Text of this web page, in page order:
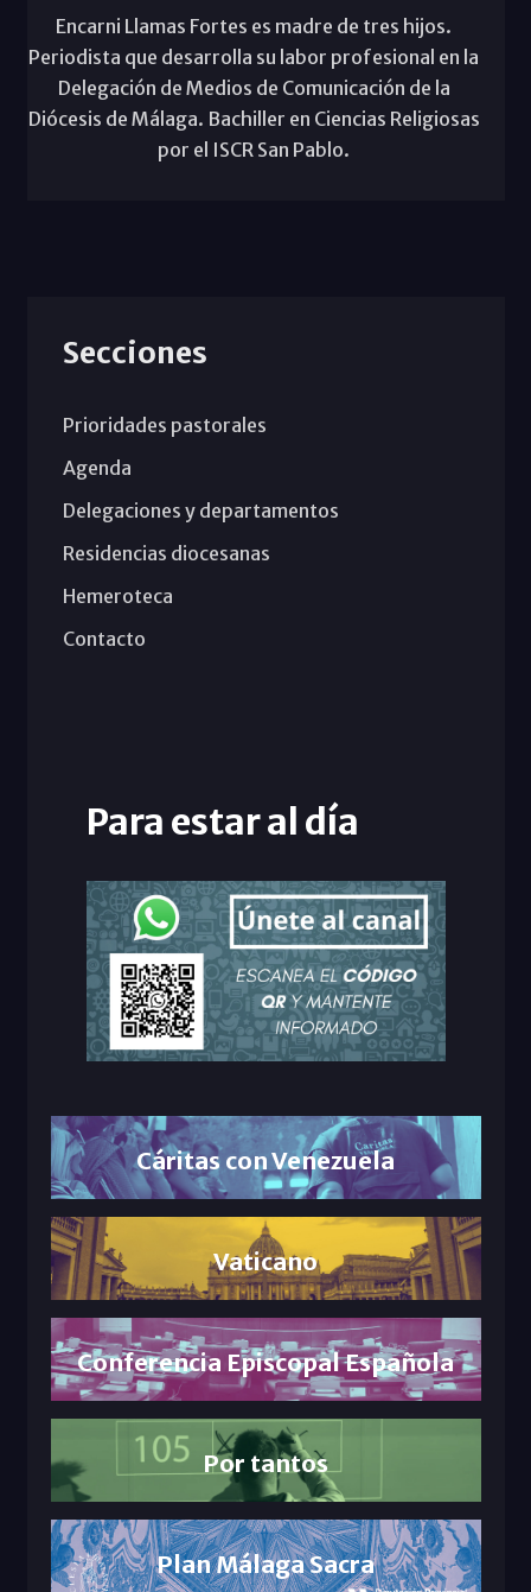
Encarni Llamas Fortes es madre de tres hijos.
Periodista que desarrolla su labor profesional en la
Delegación de Medios de Comunicación de la
Diócesis de Málaga. Bachiller en Ciencias Religiosas
por el ISCR San Pablo.
Secciones
Prioridades pastorales
Agenda
Delegaciones y departamentos
Residencias diocesanas
Hemeroteca
Contacto
Para estar al día
Cáritas con Venezuela
Vaticano
Conferencia Episcopal Española
Por tantos
Plan Málaga Sacra